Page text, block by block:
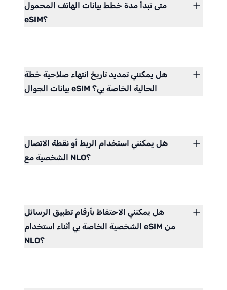
متى تبدأ مدة خطط بيانات الهاتف المحمول
eSIM؟
هل يمكنني تمديد تاريخ انتهاء صلاحية خطة
بيانات الجوال eSIM الحالية الخاصة بي؟
هل يمكنني استخدام الربط أو نقطة الاتصال
الشخصية مع NLO؟
هل يمكنني الاحتفاظ بأرقام تطبيق الرسائل
الشخصية الخاصة بي أثناء استخدام eSIM من
NLO؟